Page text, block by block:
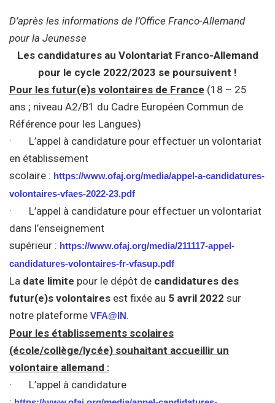
D’après les informations de l’Office Franco-Allemand
pour la Jeunesse
Les candidatures au Volontariat Franco-Allemand
pour le cycle 2022/2023 se poursuivent !
Pour les futur(e)s volontaires de France (18 – 25
ans ; niveau A2/B1 du Cadre Européen Commun de
Référence pour les Langues)
· L’appel à candidature pour effectuer un volontariat
en établissement
scolaire : https://www.ofaj.org/media/appel-a-candidatures-
volontaires-vfaes-2022-23.pdf
· L’appel à candidature pour effectuer un volontariat
dans l’enseignement
supérieur : https://www.ofaj.org/media/211117-appel-
candidatures-volontaires-fr-vfasup.pdf
La date limite pour le dépôt de candidatures des
futur(e)s volontaires est fixée au 5 avril 2022 sur
notre plateforme VFA@IN.
Pour les établissements scolaires
(école/collège/lycée) souhaitant accueillir un
volontaire allemand :
· L’appel à candidature